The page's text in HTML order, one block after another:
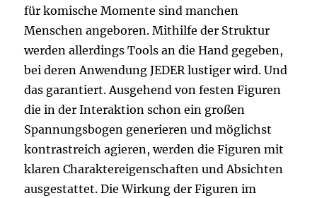
für komische Momente sind manchen
Menschen angeboren. Mithilfe der Struktur
werden allerdings Tools an die Hand gegeben,
bei deren Anwendung JEDER lustiger wird. Und
das garantiert. Ausgehend von festen Figuren
die in der Interaktion schon ein großen
Spannungsbogen generieren und möglichst
kontrastreich agieren, werden die Figuren mit
klaren Charaktereigenschaften und Absichten
ausgestattet. Die Wirkung der Figuren im